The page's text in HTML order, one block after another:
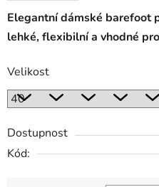
Elegantní dámské barefoot
lehké, flexibilní a vhodné
Velikost
Dostupnost
Kód: